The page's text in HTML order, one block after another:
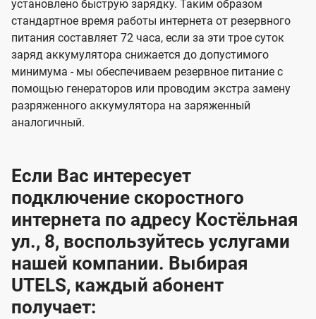
установлено быструю зарядку. Таким образом
стандартное время работы интернета от резервного
питания составляет 72 часа, если за эти трое суток
заряд аккумулятора снижается до допустимого
минимума - мы обеспечиваем резервное питание с
помощью генераторов или проводим экстра замену
разряженного аккумулятора на заряженный
аналогичный.
Если Вас интересует
подключение скоростного
интернета по адресу Костёльная
ул., 8, воспользуйтесь услугами
нашей компании. Выбирая
UTELS, каждый абонент
получает: